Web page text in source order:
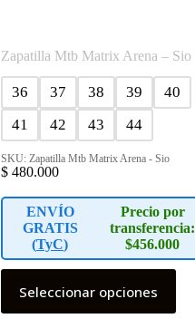
Zapatilla Mtb Matrix Arena – Sio
36 37 38 39
40
41
42 43 44
SKU: Zapatilla Mtb Matrix Arena - Sio
$480.000
ENVÍO
GRATIS
(TyC)
Precio por
transferencia:
$456.000
Seleccionar opciones
Este
producto
tiene